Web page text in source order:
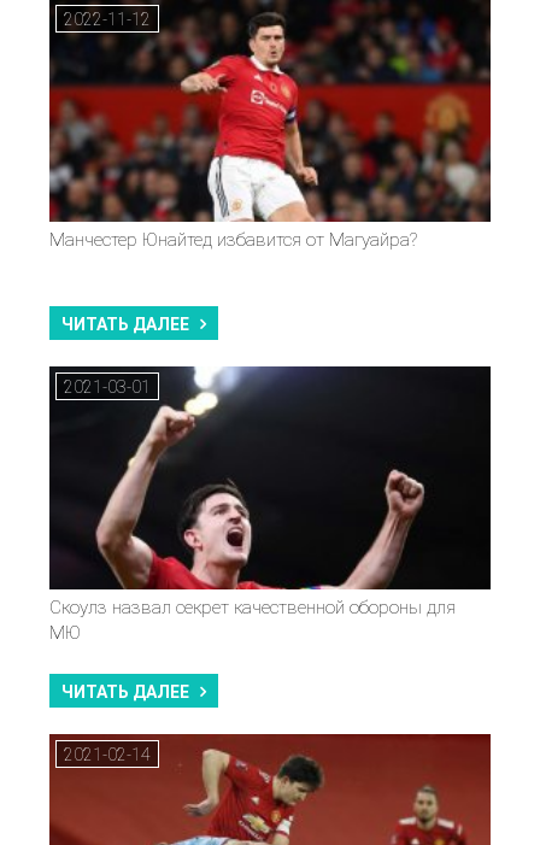
2022-11-12
Манчестер Юнайтед избавится от Магуайра?
ЧИТАТЬ ДАЛЕЕ
2021-03-01
Скоулз назвал секрет качественной обороны для
МЮ
ЧИТАТЬ ДАЛЕЕ
2021-02-14